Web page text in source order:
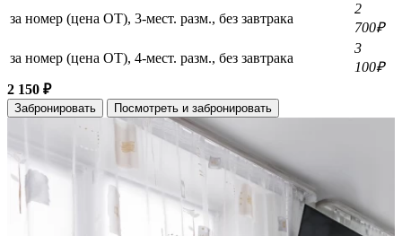
за номер (цена ОТ), 3-мест. разм., без завтрака
2
700₽
за номер (цена ОТ), 4-мест. разм., без завтрака
3
100₽
2 150 ₽
Забронировать Посмотреть и забронировать